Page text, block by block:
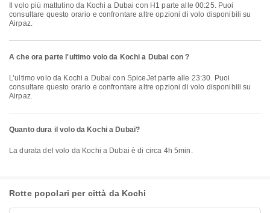
consultare questo orario e confrontare altre opzioni di volo disponibili su
Airpaz.
A che ora parte l'ultimo volo da Kochi a Dubai con ?
L’ultimo volo da Kochi a Dubai con SpiceJet parte alle 23:30. Puoi
consultare questo orario e confrontare altre opzioni di volo disponibili su
Airpaz.
Quanto dura il volo da Kochi a Dubai?
La durata del volo da Kochi a Dubai è di circa 4h 5min.
Rotte popolari per città da Kochi